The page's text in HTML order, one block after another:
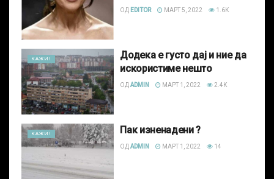
ОД EDITOR МАРТ 5, 2022 1.6K
КАЖИ!
Додека е густо дај и ние да
искористиме нешто
ОД ADMIN МАРТ 1, 2022 2.4K
КАЖИ! Пак изненадени ?
ОД ADMIN МАРТ 1, 2022 14